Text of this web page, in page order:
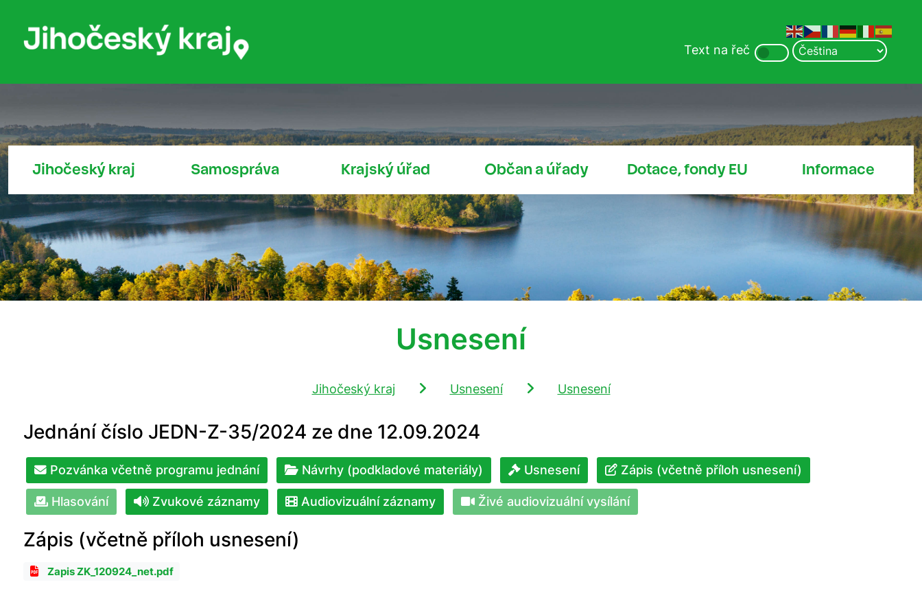
Text na řeč
Jihočeský kraj Samospráva Krajský úřad Občan a úřady Dotace, fondy EU Informace
Usnesení
Jihočeský kraj Usnesení Usnesení
Jednání číslo JEDN-Z-35/2024 ze dne 12.09.2024
Pozvánka včetně programu jednání Návrhy (podkladové materiály) Usnesení Zápis (včetně příloh usnesení)
Hlasování Zvukové záznamy Audiovizuální záznamy Živé audiovizuální vysílání
Zápis (včetně příloh usnesení)
Zapis ZK_120924_net.pdf